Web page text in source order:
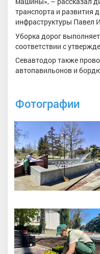
транспорта и развития
инфраструктуры Павел
Уборка дорог
соответствии с
Севавтодор также
автопавильонов и
Фотографии